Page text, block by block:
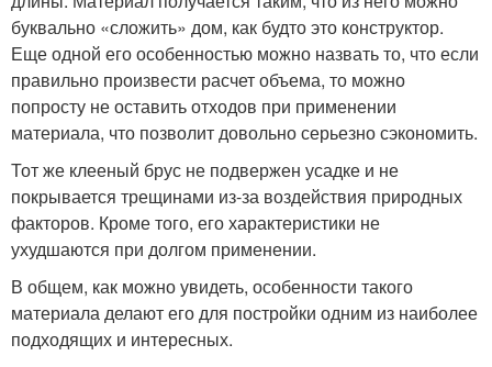
буквально «сложить» дом, как будто это конструктор.
Еще одной его особенностью можно назвать то, что если
правильно произвести расчет объема, то можно
попросту не оставить отходов при применении
материала, что позволит довольно серьезно сэкономить.
Тот же клееный брус не подвержен усадке и не
покрывается трещинами из-за воздействия природных
факторов. Кроме того, его характеристики не
ухудшаются при долгом применении.
В общем, как можно увидеть, особенности такого
материала делают его для постройки одним из наиболее
подходящих и интересных.